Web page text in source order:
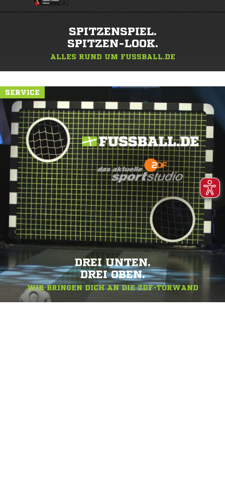
SPITZENSPIEL.
SPITZEN-LOOK.
ALLES RUND UM FUSSBALL.DE
SERVICE
DREI UNTEN.
DREI OBEN.
WIR BRINGEN DICH AN DIE ZDF-TORWAND